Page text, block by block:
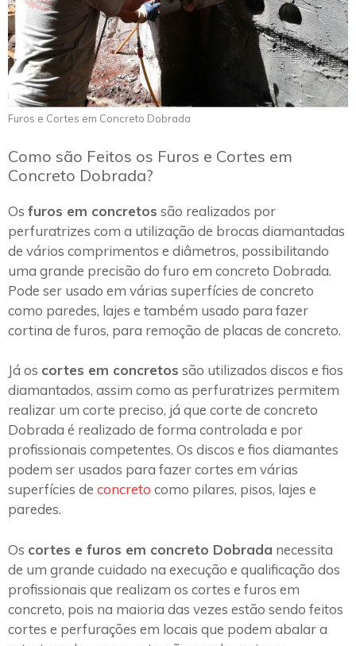
Furos e Cortes em Concreto Dobrada
Como são Feitos os Furos e Cortes em
Concreto Dobrada?
Os furos em concretos são realizados por
perfuratrizes com a utilização de brocas diamantadas
de vários comprimentos e diâmetros, possibilitando
uma grande precisão do furo em concreto Dobrada.
Pode ser usado em várias superfícies de concreto
como paredes, lajes e também usado para fazer
cortina de furos, para remoção de placas de concreto.
Já os cortes em concretos são utilizados discos e fios
diamantados, assim como as perfuratrizes permitem
realizar um corte preciso, já que corte de concreto
Dobrada é realizado de forma controlada e por
profissionais competentes. Os discos e fios diamantes
podem ser usados para fazer cortes em várias
superfícies de concreto como pilares, pisos, lajes e
paredes.
Os cortes e furos em concreto Dobrada necessita
de um grande cuidado na execução e qualificação dos
profissionais que realizam os cortes e furos em
concreto, pois na maioria das vezes estão sendo feitos
cortes e perfurações em locais que podem abalar a